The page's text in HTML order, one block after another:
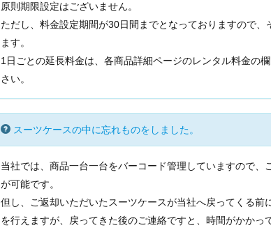
原則期限設定はございません。
ただし、料金設定期間が30日間までとなっておりますので、
ます。
1日ごとの延長料金は、各商品詳細ページのレンタル料金の
さい。
スーツケースの中に忘れものをしました。
当社では、商品一台一台をバーコード管理していますので、
が可能です。
但し、ご返却いただいたスーツケースが当社へ戻ってくる前
を行えますが、戻ってきた後のご連絡ですと、時間がかかっ